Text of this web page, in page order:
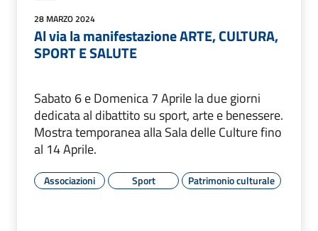
28 MARZO 2024
Al via la manifestazione ARTE, CULTURA,
SPORT E SALUTE
Sabato 6 e Domenica 7 Aprile la due giorni
dedicata al dibattito su sport, arte e benessere.
Mostra temporanea alla Sala delle Culture fino
al 14 Aprile.
Associazioni Sport Patrimonio culturale